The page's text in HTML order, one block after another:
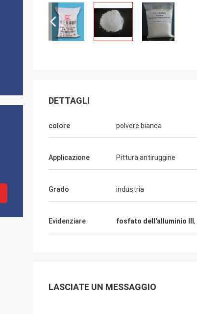
DETTAGLI
colore polvere bianca
Applicazione Pittura antiruggine
Grado industria
Evidenziare fosfato dell'alluminio III ,
LASCIATE UN MESSAGGIO